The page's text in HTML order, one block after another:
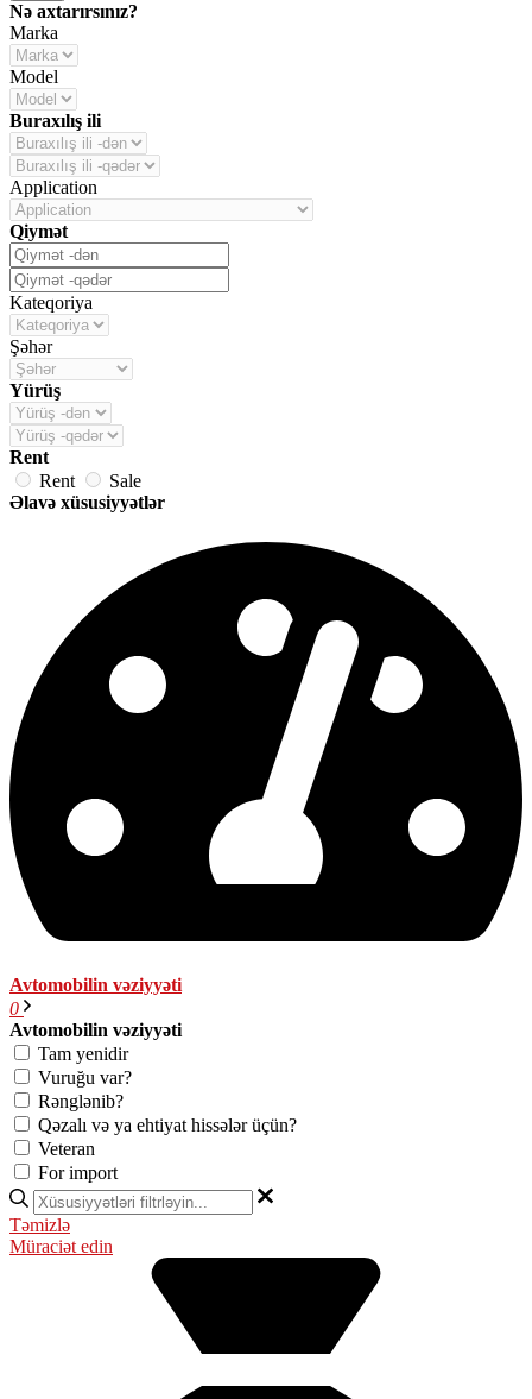
Nə axtarırsınız?
Marka
Model
Buraxılış ili
Application
Qiymət
Kateqoriya
Şəhər
Yürüş
Rent
Rent
Sale
Əlavə xüsusiyyətlər
Avtomobilin vəziyyəti
0
Avtomobilin vəziyyəti
Tam yenidir
Vuruğu var?
Rənglənib?
Qəzalı və ya ehtiyat hissələr üçün?
Veteran
For import
Təmizlə
Müraciət edin